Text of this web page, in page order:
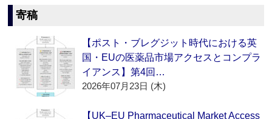
寄稿
【ポスト・ブレグジット時代における英
国・EUの医薬品市場アクセスとコンプラ
イアンス】第4回…
2026年07月23日 (木)
【UK–EU Pharmaceutical Market Access